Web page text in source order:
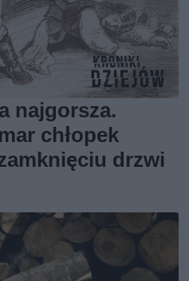
najgorsza.
chłopek
drzwi